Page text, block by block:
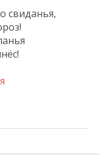
свиданья,